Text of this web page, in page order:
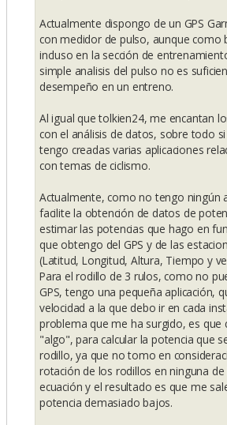
Actualmente dispongo de un GPS
con medidor de pulso, aunque como
incluso en la sección de
simple analisis del pulso no es
desempeño en un entreno.
Al igual que tolkien24, me encantan
con el análisis de datos, sobre todo
tengo creadas varias aplicaciones
con temas de ciclismo.
Actualmente, como no tengo ningún
facilite la obtención de datos de
estimar las potencias que hago en
que obtengo del GPS y de las
(Latitud, Longitud, Altura, Tiempo y
Para el rodillo de 3 rulos, como no
GPS, tengo una pequeña aplicación,
velocidad a la que debo ir en cada
problema que me ha surgido, es que
"algo", para calcular la potencia que
rodillo, ya que no tomo en
rotación de los rodillos en ninguna
ecuación y el resultado es que me
potencia demasiado bajos.